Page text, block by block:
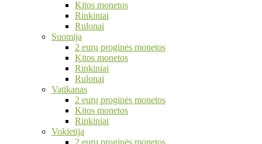
Kitos monetos
Rinkiniai
Rulonai
Suomija
2 eurų proginės monetos
Kitos monetos
Rinkiniai
Rulonai
Vatikanas
2 eurų proginės monetos
Kitos monetos
Rinkiniai
Vokietija